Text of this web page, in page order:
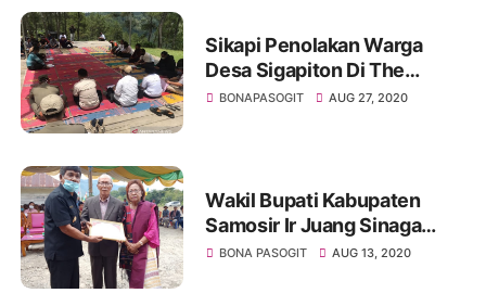
Sikapi Penolakan Warga
Desa Sigapiton Di The
Kaldera Toba, BPODT :
BONAPASOGIT AUG 27, 2020
Wakil Bupati Kabupaten
Samosir Ir Juang Sinaga
Resmikan Kantor Desa
BONA PASOGIT AUG 13, 2020